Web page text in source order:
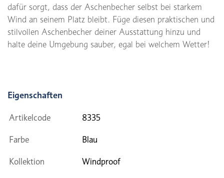
dafür sorgt, dass der Aschenbecher selbst bei starkem
Wind an seinem Platz bleibt. Füge diesen praktischen und
stilvollen Aschenbecher deiner Ausstattung hinzu und
halte deine Umgebung sauber, egal bei welchem Wetter!
Eigenschaften
Artikelcode 8335
Farbe Blau
Kollektion Windproof